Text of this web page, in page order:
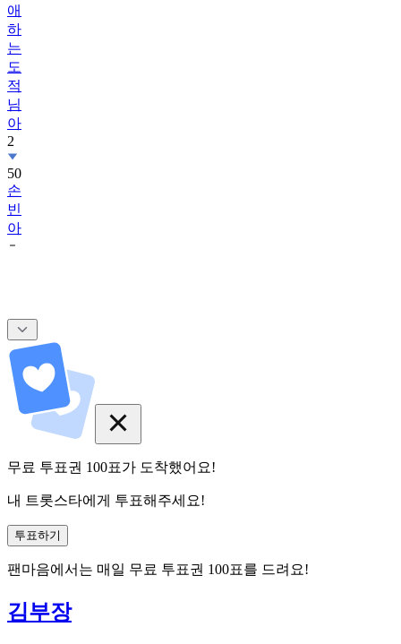
애
하
는
도
적
님
아
2
50
손
빈
아
무료 투표권 100표가 도착했어요!
내 트롯스타에게 투표해주세요!
투표하기
팬마음에서는 매일 무료 투표권 100표를 드려요!
김부장